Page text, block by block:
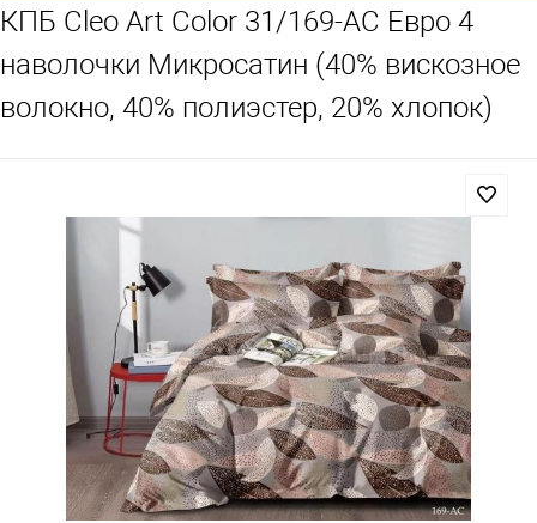
КПБ Cleo Art Color 31/169-AC Евро 4
наволочки Микросатин (40% вискозное
волокно, 40% полиэстер, 20% хлопок)